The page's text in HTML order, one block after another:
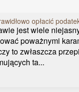
opłacić
jest wiele
poważnymi
to zwłaszcza
ta...